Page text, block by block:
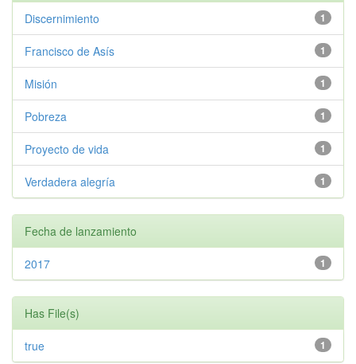
1
Discernimiento
1
Francisco de Asís
1
Misión
1
Pobreza
1
Proyecto de vida
1
Verdadera alegría
Fecha de lanzamiento
1
2017
Has File(s)
1
true